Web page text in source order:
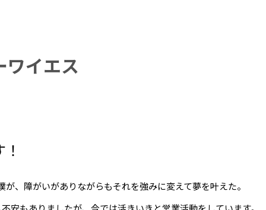
ワイエス
、障がいがありながらもそれを強みに変えて夢を叶えた。